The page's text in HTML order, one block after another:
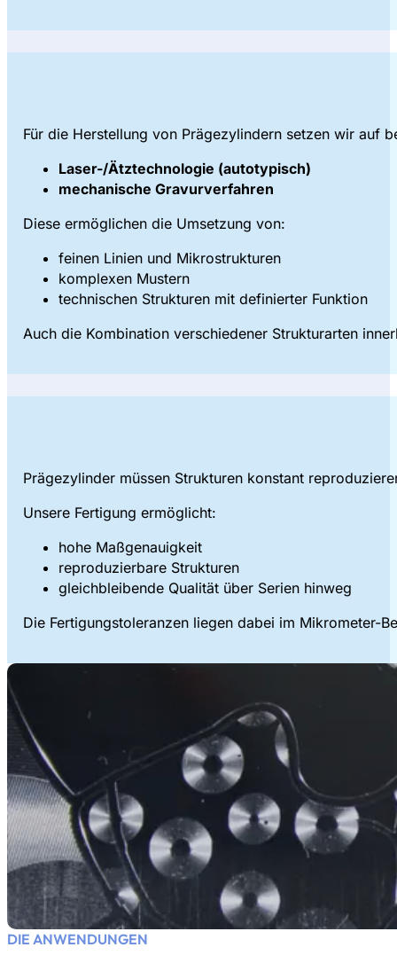
Für die Herstellung von Prägezylindern setzen wir auf
Laser-/Ätztechnologie (autotypisch)
mechanische Gravurverfahren
Diese ermöglichen die Umsetzung von:
feinen Linien und Mikrostrukturen
komplexen Mustern
technischen Strukturen mit definierter Funktion
Auch die Kombination verschiedener Strukturarten
Prägezylinder müssen Strukturen konstant
Unsere Fertigung ermöglicht:
hohe Maßgenauigkeit
reproduzierbare Strukturen
gleichbleibende Qualität über Serien hinweg
Die Fertigungstoleranzen liegen dabei im Mikrometer-
DIE ANWENDUNGEN